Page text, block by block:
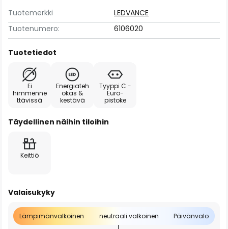
Tuotemerkki
LEDVANCE
Tuotenumero:
6106020
Tuotetiedot
Ei
himmenne
ttävissä
Energiateh
okas &
kestävä
Tyyppi C -
Euro-
pistoke
Täydellinen näihin tiloihin
Keittiö
Valaisukyky
Lämpimänvalkoinen neutraali valkoinen Päivänvalo